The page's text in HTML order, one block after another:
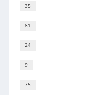
35
81
24
9
75